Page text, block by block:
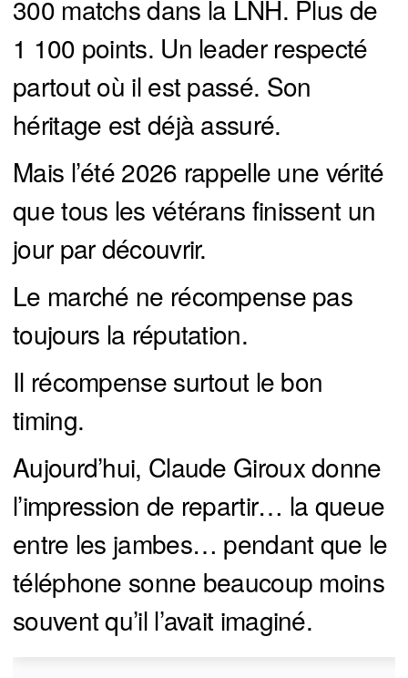
300 matchs dans la LNH. Plus de
1 100 points. Un leader respecté
partout où il est passé. Son
héritage est déjà assuré.
Mais l’été 2026 rappelle une vérité
que tous les vétérans finissent un
jour par découvrir.
Le marché ne récompense pas
toujours la réputation.
Il récompense surtout le bon
timing.
Aujourd’hui, Claude Giroux donne
l’impression de repartir… la queue
entre les jambes… pendant que le
téléphone sonne beaucoup moins
souvent qu’il l’avait imaginé.